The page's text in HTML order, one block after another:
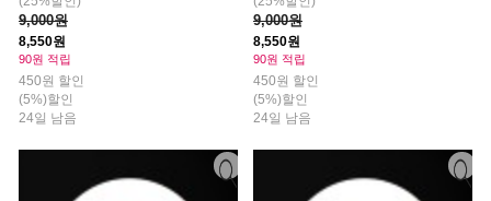
9,000원
8,550원
90원 적립
450원 할인
(5%)할인
24일 남음
9,000원
8,550원
90원 적립
450원 할인
(5%)할인
24일 남음